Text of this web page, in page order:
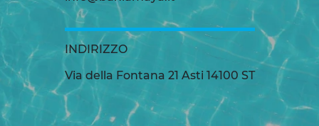
INDIRIZZO
Via della Fontana 21 Asti 14100 ST